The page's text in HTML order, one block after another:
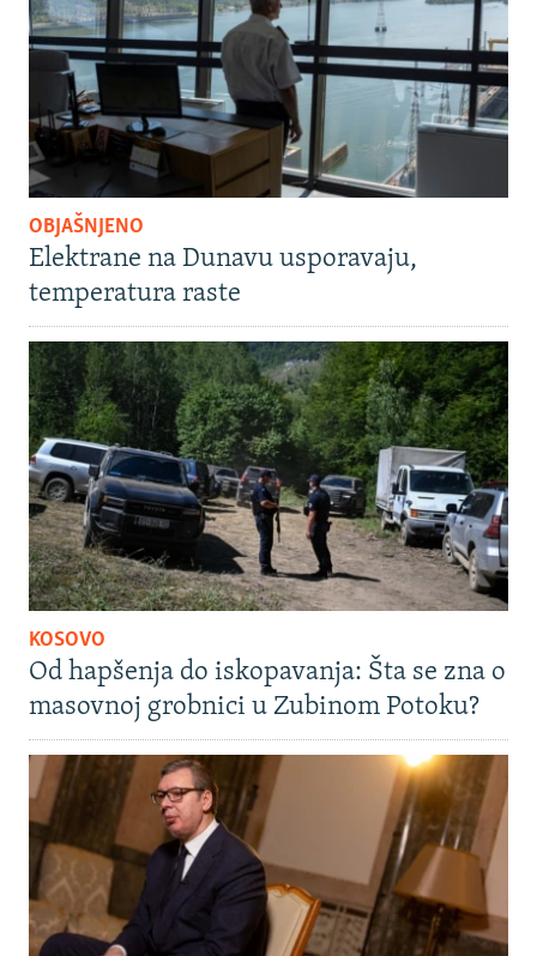
OBJAŠNJENO
Elektrane na Dunavu usporavaju,
temperatura raste
KOSOVO
Od hapšenja do iskopavanja: Šta se zna o
masovnoj grobnici u Zubinom Potoku?